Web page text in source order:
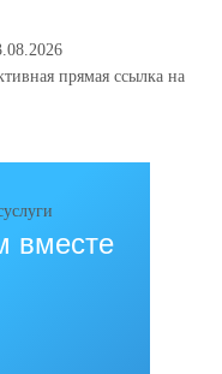
прямая ссылка на
вместе